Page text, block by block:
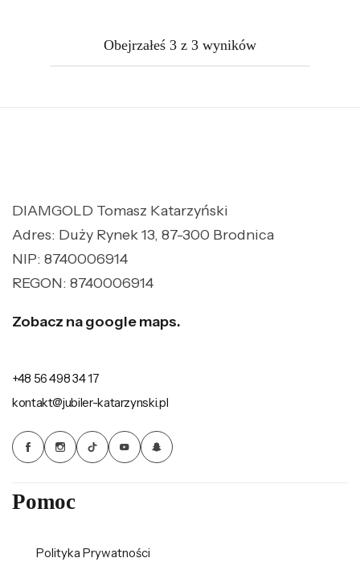
Obejrzałeś 3 z 3 wyników
DIAMGOLD Tomasz Katarzyński
Adres: Duży Rynek 13, 87-300 Brodnica
NIP: 8740006914
REGON: 8740006914
Zobacz na google maps.
+48 56 498 34 17
kontakt@jubiler-katarzynski.pl
Pomoc
Polityka Prywatności